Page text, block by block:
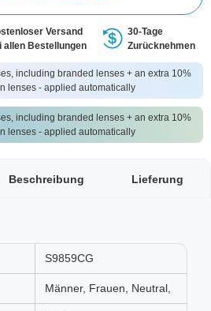
Versand
allen Bestellungen
30-Tage
Zurücknehmen
including branded lenses + an extra 10%
lenses - applied automatically
including branded lenses + an extra 10%
lenses - applied automatically
Beschreibung Lieferung
S9859CG
Männer, Frauen, Neutral,